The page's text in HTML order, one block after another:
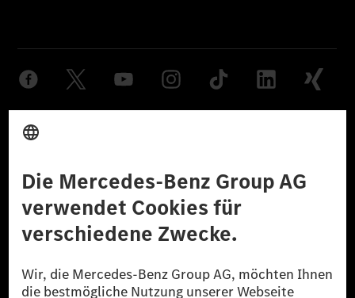
© 2026 Mercedes-Benz Group AG. Alle Rechte vorbehalten.
reduzierte CO₂-Emissionen bei der Mercedes-Benz Group durch
zertifizierte Ausgleichsprojekte kompensiert werden.